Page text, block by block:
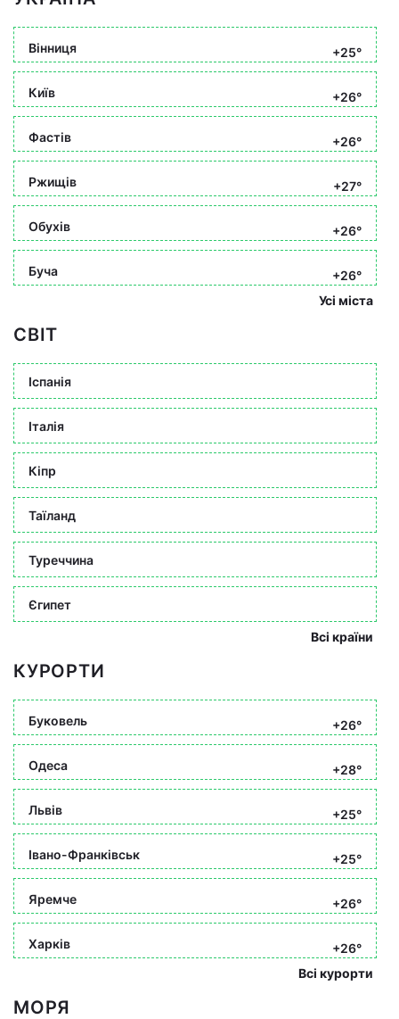
Вінниця +25°
Київ +26°
Фастів +26°
Ржищів +27°
Обухів +26°
Буча
+26°
Усі міста
СВІТ
Іспанія
Італія
Кіпр
Таїланд
Туреччина
Єгипет
Всі країни
КУРОРТИ
Буковель +26°
Одеса +28°
Львів +25°
Івано-Франківськ +25°
Яремче +26°
Харків
+26°
Всі курорти
МОРЯ